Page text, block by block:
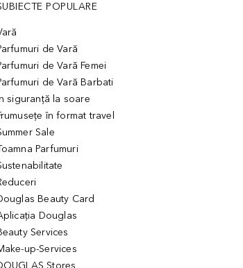
POPULARE
de Vară
de Vară Femei
de Vară Barbati
siguranță la soare
în format travel
Sale
Parfumuri
Beauty Card
Douglas
Services
up-Services
Stores